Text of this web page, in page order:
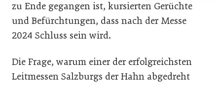
zu Ende gegangen ist, kursierten Gerüchte
und Befürchtungen, dass nach der Messe
2024 Schluss sein wird.
Die Frage, warum einer der erfolgreichsten
Leitmessen Salzburgs der Hahn abgedreht